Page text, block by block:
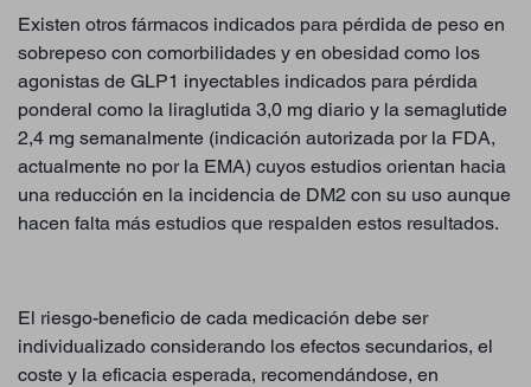
Existen otros fármacos indicados para pérdida de peso en
sobrepeso con comorbilidades y en obesidad como los
agonistas de GLP1 inyectables indicados para pérdida
ponderal como la liraglutida 3,0 mg diario y la semaglutide
2,4 mg semanalmente (indicación autorizada por la FDA,
actualmente no por la EMA) cuyos estudios orientan hacia
una reducción en la incidencia de DM2 con su uso aunque
hacen falta más estudios que respalden estos resultados.
El riesgo-beneficio de cada medicación debe ser
individualizado considerando los efectos secundarios, el
coste y la eficacia esperada, recomendándose, en